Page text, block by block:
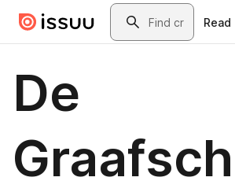
Skip to main contentSearch
Read
De